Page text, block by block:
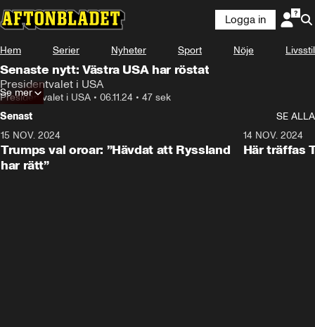
Logga in
Hem Serier Nyheter Sport Nöje Livsstil
Senaste nytt: Västra USA har röstat
Presidentvalet i USA
Presidentvalet i USA • 06.11.24 • 47 sek
Se mer
Senast
SE ALLA
15 NOV. 2024
Trumps val oroar: ”Hävdat att Ryssland
har rätt”
14 NOV. 2024
Här träffas